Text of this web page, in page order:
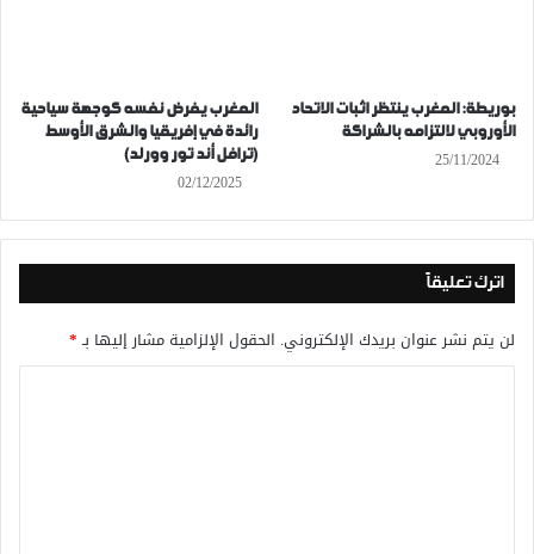
بوريطة: المغرب ينتظر اثبات الاتحاد
الأوروبي لالتزامه بالشراكة
25/11/2024
المغرب يفرض نفسه كوجهة سياحية
رائدة في إفريقيا والشرق الأوسط
(ترافل أند تور وورلد)
02/12/2025
اترك تعليقاً
لن يتم نشر عنوان بريدك الإلكتروني. الحقول الإلزامية مشار إليها بـ*